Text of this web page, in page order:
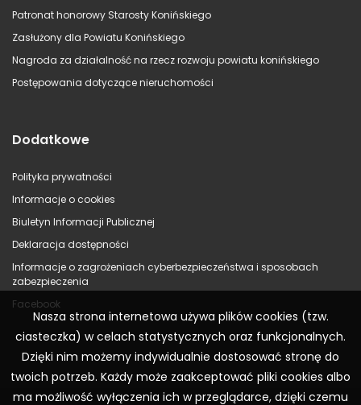
Patronat honorowy Starosty Konińskiego
Zasłużony dla Powiatu Konińskiego
Nagroda za działalność na rzecz rozwoju powiatu konińskiego
Postępowania dotyczące nieruchomości
Dodatkowe
Polityka prywatności
Informacje o cookies
Biuletyn Informacji Publicznej
Deklaracja dostępności
Informacje o zagrożeniach cyberbezpieczeństwa i sposobach
zabezpieczenia
Facebook
Nasza strona internetowa używa plików cookies (tzw.
ciasteczka) w celach statystycznych oraz funkcjonalnych.
Dzięki nim możemy indywidualnie dostosować stronę do
twoich potrzeb. Każdy może zaakceptować pliki cookies albo
ma możliwość wyłączenia ich w przeglądarce, dzięki czemu